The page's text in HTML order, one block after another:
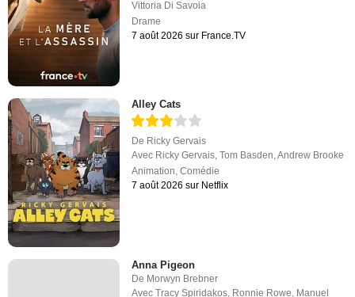
Vittoria Di Savoia
Drame
7 août 2026 sur France.TV
Alley Cats
De Ricky Gervais
Avec Ricky Gervais ,Tom Basden ,Andrew Brooke
Animation ,Comédie
7 août 2026 sur Netflix
Anna Pigeon
De Morwyn Brebner
AvecTracy Spiridakos, Ronnie Rowe, Manuel